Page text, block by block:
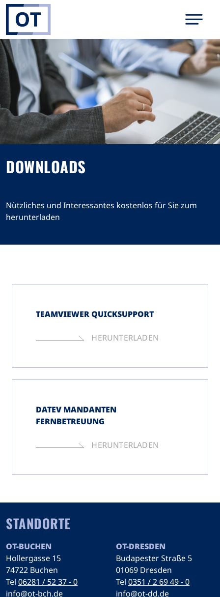
DOWNLOADS
Nützliches und Interessantes kostenlos für Sie zum
herunterladen
TEAMVIEWER QUICKSUPPORT
HERUNTERLADEN
DATEV MANDANTEN
FERNBETREUUNG
HERUNTERLADEN
STANDORTE
OT-BUCHEN
Hollergasse 15
74722 Buchen
Tel 06281 / 52 37 - 0
info@ot-bch.de
OT-DRESDEN
Budapester Straße 5
01069 Dresden
Tel 0351 / 2 69 49 - 0
info@ot-dd.de